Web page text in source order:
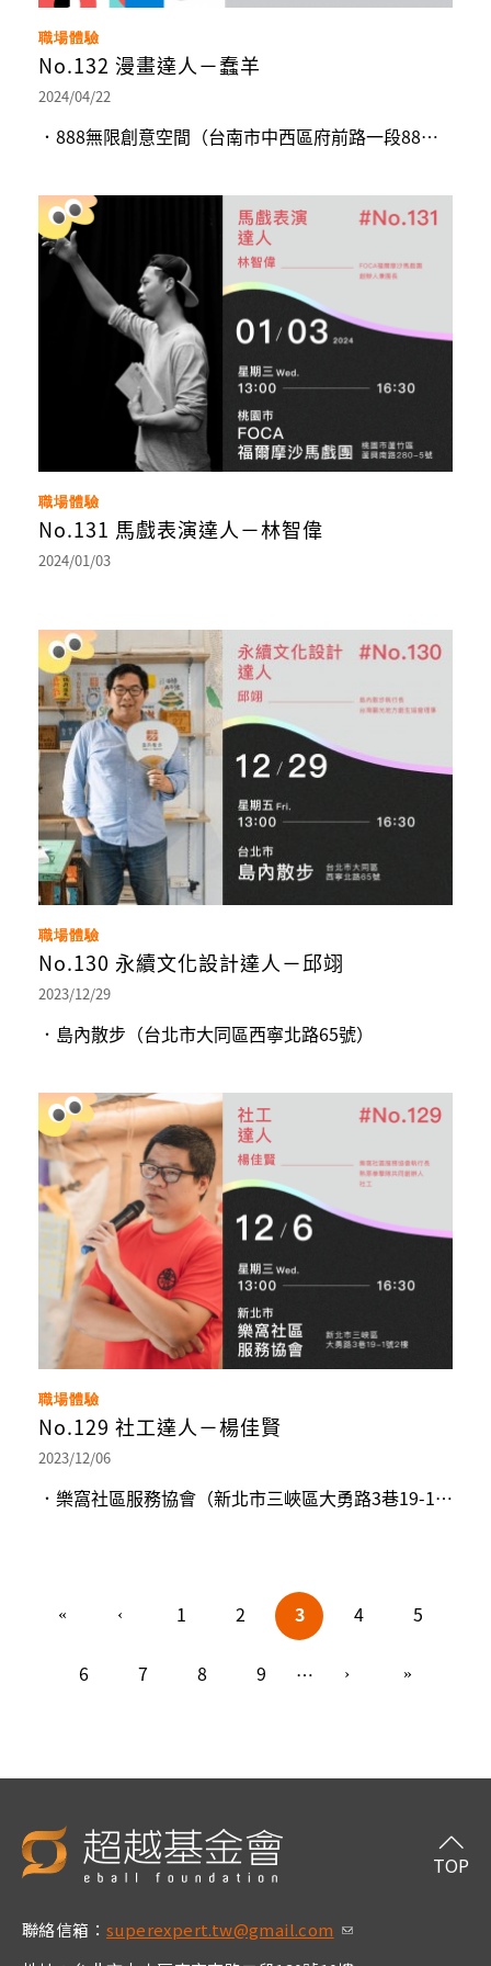
職場體驗
No.132 漫畫達人－蠢羊
2024/04/22
．888無限創意空間（台南市中西區府前路一段88號8樓之1）
職場體驗
No.131 馬戲表演達人－林智偉
2024/01/03
職場體驗
No.130 永續文化設計達人－邱翊
2023/12/29
．島內散步（台北市大同區西寧北路65號）
職場體驗
No.129 社工達人－楊佳賢
2023/12/06
．樂窩社區服務協會（新北市三峽區大勇路3巷19-1號2樓）
1 2 3 4 5
6 7 8 9 …
聯絡信箱： superexpert.tw@gmail.com (link sends e-m
TOP